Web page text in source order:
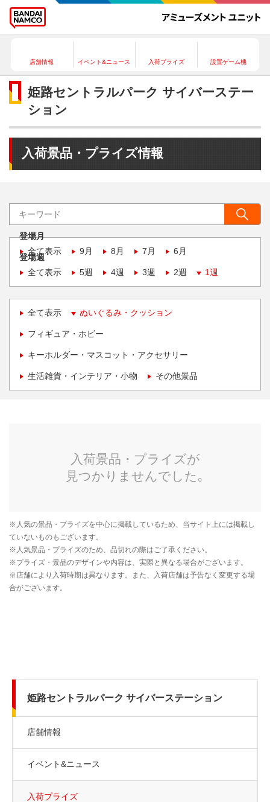
店舗情報 イベント&ニュース 入荷プライズ 設置ゲーム機
姫路セントラルパーク サイバーステー
ション
入荷景品・プライズ情報
登場月
全て表示
9月 8月 7月 6月
登場週
全て表示
5週 4週 3週 2週 1週
全て表示 ぬいぐるみ・クッション
フィギュア・ホビー
キーホルダー・マスコット・アクセサリー
生活雑貨・インテリア・小物 その他景品
姫路セントラルパーク サイバーステーション
店舗情報
イベント&ニュース
入荷プライズ